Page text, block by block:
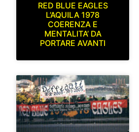
RED BLUE EAGLES
L’AQUILA 1978
COERENZA E
MENTALITA’ DA
PORTARE AVANTI